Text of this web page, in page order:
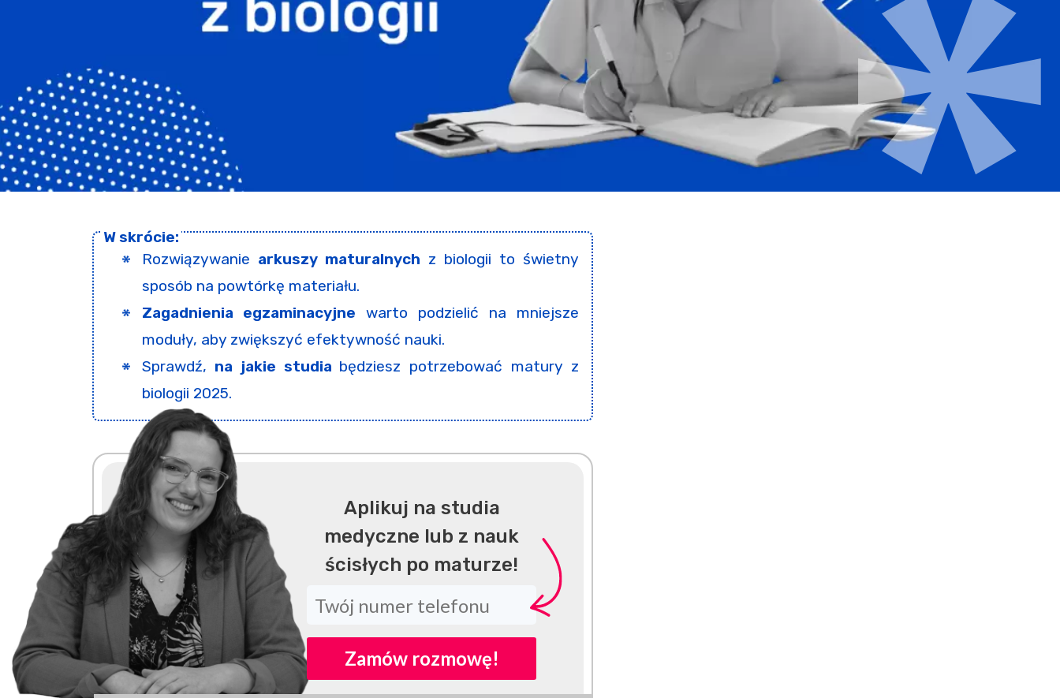
Rozwiązywanie arkuszy maturalnych z biologii to świetny
sposób na powtórkę materiału.
Zagadnienia egzaminacyjne warto podzielić na mniejsze
moduły, aby zwiększyć efektywność nauki.
Sprawdź, na jakie studia będziesz potrzebować matury z
biologii 2025.
Aplikuj na studia
medyczne lub z nauk
ścisłych po maturze!
Zamów rozmowę!